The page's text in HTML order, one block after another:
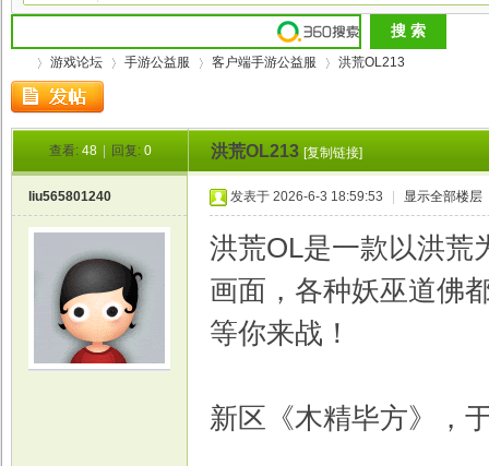
游戏论坛
›
手游公益服 客户端手游公益服
›
洪荒OL213
查看: 48 回复: 0 洪荒OL213 [复制链接]
liu565801240 发表于 2026-6-3 18:59:53 显示全部楼层
洪荒OL是一款以洪荒
画面，各种妖巫道佛
等你来战！
新区《木精毕方》，